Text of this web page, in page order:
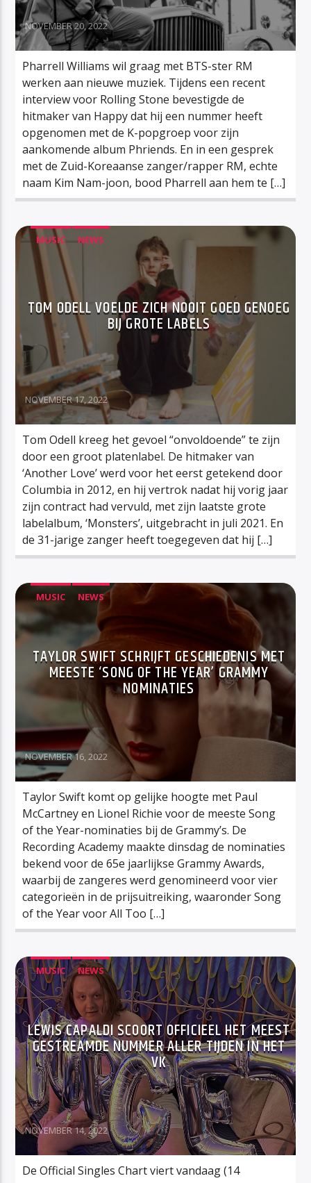
NOVEMBER 20, 2022
Pharrell Williams wil graag met BTS-ster RM
werken aan nieuwe muziek. Tijdens een recent
interview voor Rolling Stone bevestigde de
hitmaker van Happy dat hij een nummer heeft
opgenomen met de K-popgroep voor zijn
aankomende album Phriends. En in een gesprek
met de Zuid-Koreaanse zanger/rapper RM, echte
naam Kim Nam-joon, bood Pharrell aan hem te […]
MUSIC NEWS
TOM ODELL VOELDE ZICH NOOIT GOED GENOEG
BIJ GROTE LABELS
NOVEMBER 17, 2022
Tom Odell kreeg het gevoel “onvoldoende” te zijn
door een groot platenlabel. De hitmaker van
‘Another Love’ werd voor het eerst getekend door
Columbia in 2012, en hij vertrok nadat hij vorig jaar
zijn contract had vervuld, met zijn laatste grote
labelalbum, ‘Monsters’, uitgebracht in juli 2021. En
de 31-jarige zanger heeft toegegeven dat hij […]
MUSIC NEWS
TAYLOR SWIFT SCHRIJFT GESCHIEDENIS MET
MEESTE ‘SONG OF THE YEAR’ GRAMMY
NOMINATIES
NOVEMBER 16, 2022
Taylor Swift komt op gelijke hoogte met Paul
McCartney en Lionel Richie voor de meeste Song
of the Year-nominaties bij de Grammy’s. De
Recording Academy maakte dinsdag de nominaties
bekend voor de 65e jaarlijkse Grammy Awards,
waarbij de zangeres werd genomineerd voor vier
categorieën in de prijsuitreiking, waaronder Song
of the Year voor All Too […]
MUSIC NEWS
LEWIS CAPALDI SCOORT OFFICIEEL HET MEEST
GESTREAMDE NUMMER ALLER TIJDEN IN HET
VK
NOVEMBER 14, 2022
De Official Singles Chart viert vandaag (14